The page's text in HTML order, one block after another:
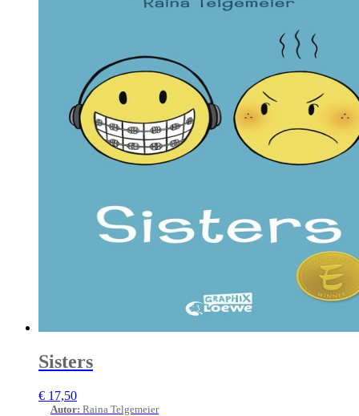
Sisters
€ 17,50
Autor: Raina Telgemeier